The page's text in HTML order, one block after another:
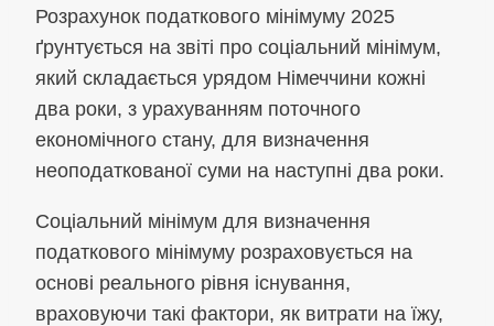
Розрахунок податкового мінімуму 2025
ґрунтується на звіті про соціальний мінімум,
який складається урядом Німеччини кожні
два роки, з урахуванням поточного
економічного стану, для визначення
неоподаткованої суми на наступні два роки.
Соціальний мінімум для визначення
податкового мінімуму розраховується на
основі реального рівня існування,
враховуючи такі фактори, як витрати на їжу,